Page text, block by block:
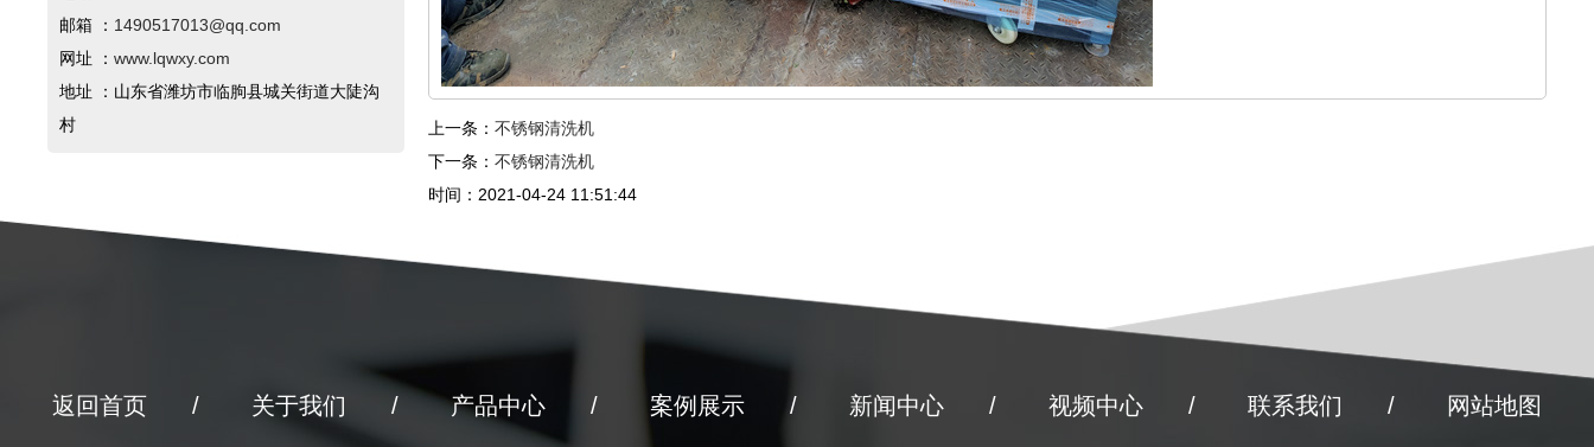
邮箱 ： 1490517013@qq.com
网址 ：www.lqwxy.com
地址 ：山东省潍坊市临朐县城关街道大陡沟
村
上一条：不锈钢清洗机
下一条：不锈钢清洗机
时间：2021-04-24 11:51:44
返回首页 关于我们 产品中心 案例展示 新闻中心 视频中心 联系我们 网站地图